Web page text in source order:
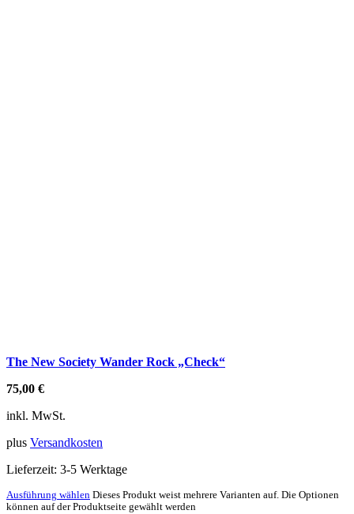
The New Society Wander Rock „Check“
75,00 €
inkl. MwSt.
plus Versandkosten
Lieferzeit: 3-5 Werktage
Ausführung wählen Dieses Produkt weist mehrere Varianten auf. Die Optionen
können auf der Produktseite gewählt werden